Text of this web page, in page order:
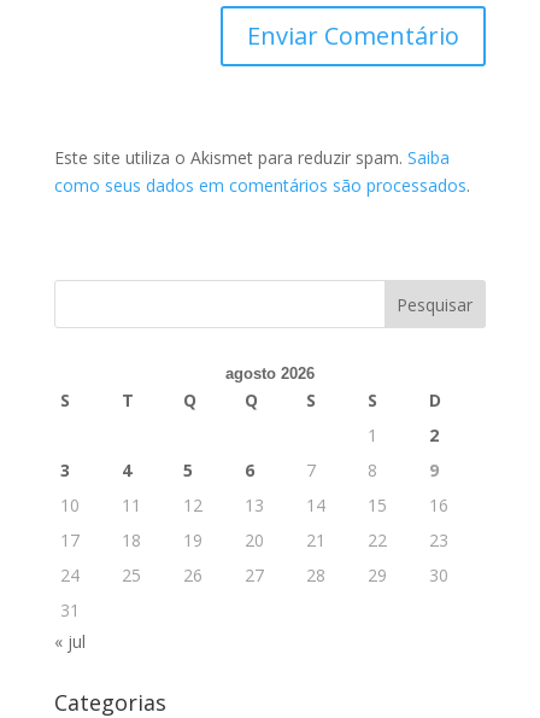
Este site utiliza o Akismet para reduzir spam. Saiba
como seus dados em comentários são processados.
agosto 2026
S T Q Q S S
D
1
2
3
4 5 6 7 8
9
10
11 12 13 14 15
16
17
18 19 20 21 22
23
24
25 26 27 28 29
30
31
« jul
Categorias